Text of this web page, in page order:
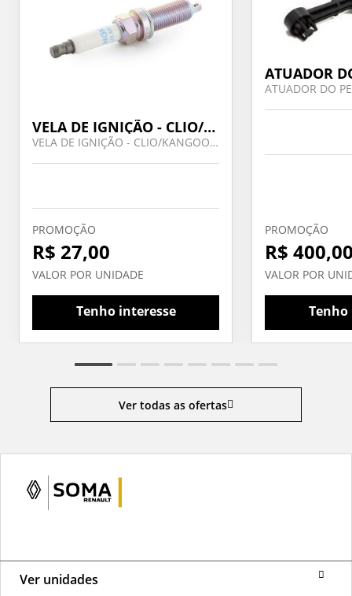
VELA DE IGNIÇÃO - CLIO/KANGOO/DUSTER/MEGANE 1.0 E 1.6
VELA DE IGNIÇÃO - CLIO/KANGOO/DUSTER/MEGANE 1.0 E 1.6
PROMOÇÃO
R$ 27,00
VALOR POR UNIDADE
Tenho interesse
PROMOÇÃO
R$
VALOR POR
Tenho
Ver todas as ofertas
Ver unidades